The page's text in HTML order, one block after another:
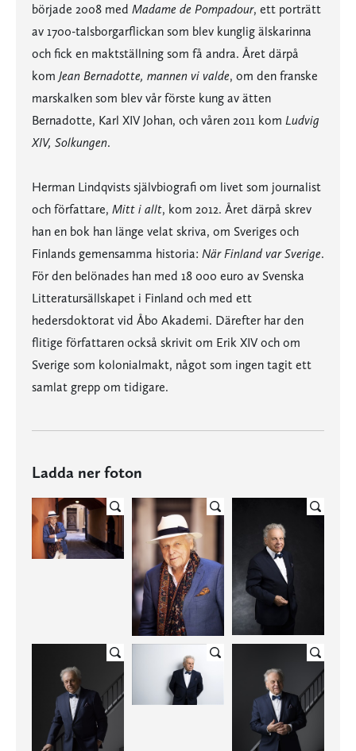
började 2008 med Madame de Pompadour, ett porträtt
av 1700-talsborgarflickan som blev kunglig älskarinna
och fick en maktställning som få andra. Året därpå
kom Jean Bernadotte, mannen vi valde, om den franske
marskalken som blev vår förste kung av ätten
Bernadotte, Karl XIV Johan, och våren 2011 kom Ludvig
XIV, Solkungen.
Herman Lindqvists självbiografi om livet som journalist
och författare, Mitt i allt, kom 2012. Året därpå skrev
han en bok han länge velat skriva, om Sveriges och
Finlands gemensamma historia: När Finland var Sverige.
För den belönades han med 18 000 euro av Svenska
Litteratursällskapet i Finland och med ett
hedersdoktorat vid Åbo Akademi. Därefter har den
flitige författaren också skrivit om Erik XIV och om
Sverige som kolonialmakt, något som ingen tagit ett
samlat grepp om tidigare.
Ladda ner foton